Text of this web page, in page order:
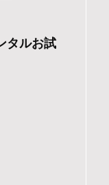
タルお試